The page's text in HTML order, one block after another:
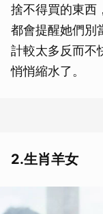
捨不得買的東西
都會提醒她們別
計較太多反而不
悄悄縮水了。
2.生肖羊女